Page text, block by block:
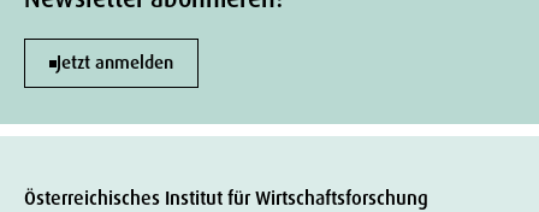
Jetzt anmelden
Österreichisches Institut für Wirtschaftsforschung